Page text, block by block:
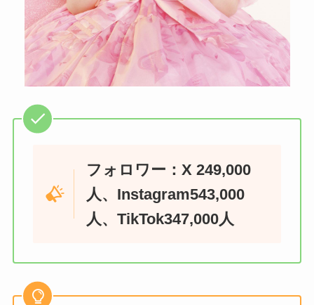
フォロワー：X 249,000
人、Instagram543,000
人、TikTok347,000人